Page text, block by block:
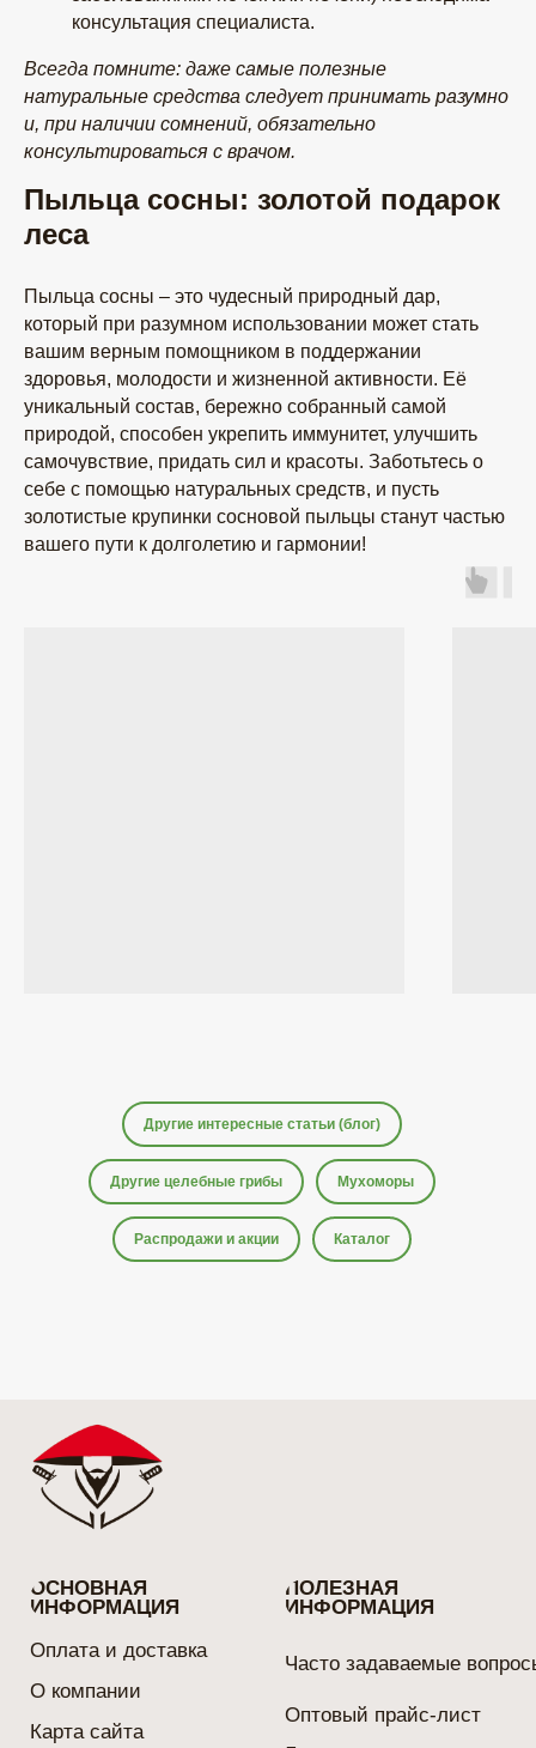
консультация специалиста.
Всегда помните: даже самые полезные
натуральные средства следует принимать разумно
и, при наличии сомнений, обязательно
консультироваться с врачом.
Пыльца сосны: золотой подарок
леса
Пыльца сосны – это чудесный природный дар,
который при разумном использовании может стать
вашим верным помощником в поддержании
здоровья, молодости и жизненной активности. Её
уникальный состав, бережно собранный самой
природой, способен укрепить иммунитет, улучшить
самочувствие, придать сил и красоты. Заботьтесь о
себе с помощью натуральных средств, и пусть
золотистые крупинки сосновой пыльцы станут частью
вашего пути к долголетию и гармонии!
Другие интересные статьи (блог)
Другие целебные грибы Мухоморы
Распродажи и акции Каталог
ПОДПИСКА НА АКЦИИ,
ПОДПИСАТЬСЯ
ИНН 732896157924 ΟΓΡΗ 321732500046393